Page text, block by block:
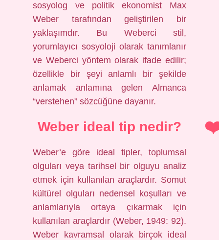
sosyolog ve politik ekonomist Max
Weber tarafından geliştirilen bir
yaklaşımdır. Bu Weberci stil,
yorumlayıcı sosyoloji olarak tanımlanır
ve Weberci yöntem olarak ifade edilir;
özellikle bir şeyi anlamlı bir şekilde
anlamak anlamına gelen Almanca
“verstehen” sözcüğüne dayanır.
Weber ideal tip nedir?
Weber’e göre ideal tipler, toplumsal
olguları veya tarihsel bir olguyu analiz
etmek için kullanılan araçlardır. Somut
kültürel olguları nedensel koşulları ve
anlamlarıyla ortaya çıkarmak için
kullanılan araçlardır (Weber, 1949: 92).
Weber kavramsal olarak birçok ideal